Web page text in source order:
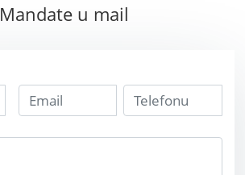
18.5g / CM3
Mandate u mail